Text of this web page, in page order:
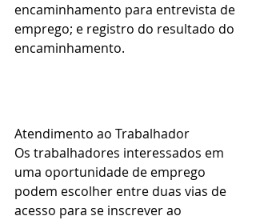
encaminhamento para entrevista de
emprego; e registro do resultado do
encaminhamento.
Atendimento ao Trabalhador
Os trabalhadores interessados em
uma oportunidade de emprego
podem escolher entre duas vias de
acesso para se inscrever ao